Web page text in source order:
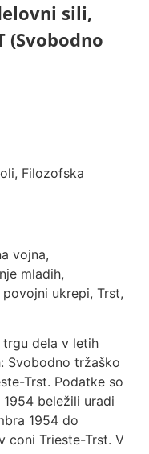
sili,
(Svobodno
Filozofska
vojna,
mladih,
ukrepi, Trst,
dela v letih
Svobodno tržaško
Trst. Podatke so
beležili uradi
1954 do
coni Trieste-Trst. V